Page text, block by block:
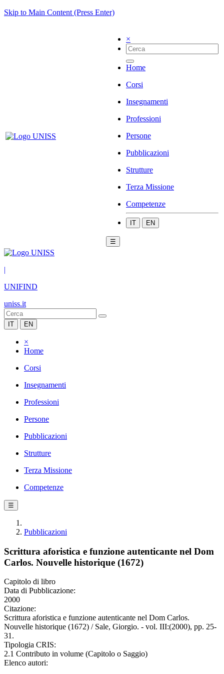
Skip to Main Content (Press Enter)
×
Home
Corsi
Insegnamenti
Professioni
Persone
Pubblicazioni
Strutture
Terza Missione
Competenze
IT EN
☰
|
UNIFIND
uniss.it
IT EN
×
Home
Corsi
Insegnamenti
Professioni
Persone
Pubblicazioni
Strutture
Terza Missione
Competenze
☰
Pubblicazioni
Scrittura aforistica e funzione autenticante nel Dom
Carlos. Nouvelle historique (1672)
Capitolo di libro
Data di Pubblicazione:
2000
Citazione:
Scrittura aforistica e funzione autenticante nel Dom Carlos.
Nouvelle historique (1672) / Sale, Giorgio. - vol. III:(2000), pp. 25-
31.
Tipologia CRIS:
2.1 Contributo in volume (Capitolo o Saggio)
Elenco autori: